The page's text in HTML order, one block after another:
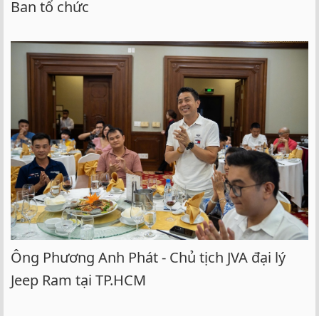
Ban tổ chức
Ông Phương Anh Phát - Chủ tịch JVA đại lý
Jeep Ram tại TP.HCM